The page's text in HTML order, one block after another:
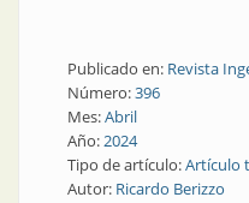
Publicado en: Revista
Número:396
Mes:Abril
Año:2024
Tipo de artículo:Artículo
Autor: Ricardo Berizzo